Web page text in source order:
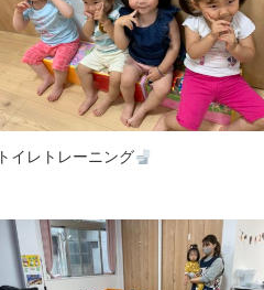
トイレトレーニング